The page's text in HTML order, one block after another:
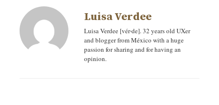
Luisa Verdee
Luisa Verdee [vér‧de]. 32 years old UXer
and blogger from México with a huge
passion for sharing and for having an
opinion.